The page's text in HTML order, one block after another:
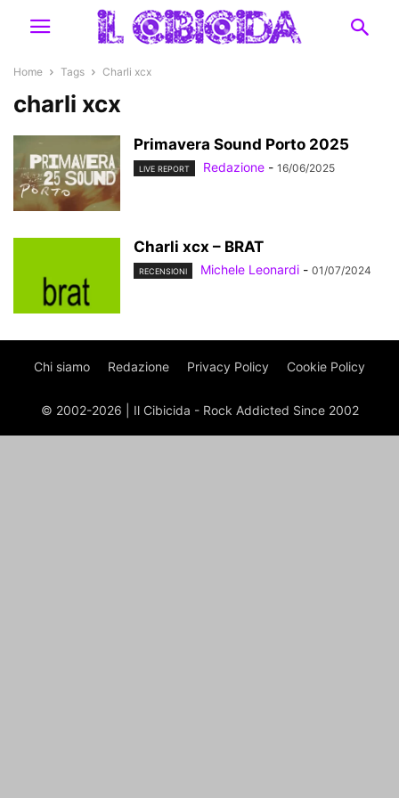
Home Tags Charli xcx
charli xcx
Primavera Sound Porto 2025
LIVE REPORT Redazione - 16/06/2025
Charli xcx – BRAT
RECENSIONI Michele Leonardi - 01/07/2024
Chi siamo Redazione Privacy Policy Cookie Policy
© 2002-2026 | Il Cibicida - Rock Addicted Since 2002